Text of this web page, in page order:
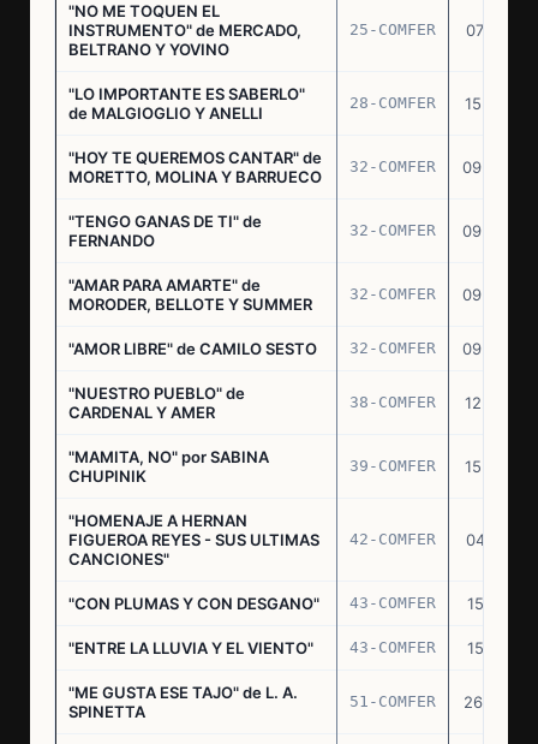
"NO ME TOQUEN EL
INSTRUMENTO" de MERCADO,
BELTRANO Y YOVINO
25-COMFER 07.07.76
"LO IMPORTANTE ES SABERLO"
de MALGIOGLIO Y ANELLI
28-COMFER 15.07.76
"HOY TE QUEREMOS CANTAR" de
MORETTO, MOLINA Y BARRUECO
32-COMFER 09.09.76
"TENGO GANAS DE TI" de
FERNANDO
32-COMFER 09.09.76
"AMAR PARA AMARTE" de
MORODER, BELLOTE Y SUMMER
32-COMFER 09.09.76
"AMOR LIBRE" de CAMILO SESTO 32-COMFER 09.09.76
"NUESTRO PUEBLO" de
CARDENAL Y AMER
38-COMFER 12.10.76
"MAMITA, NO" por SABINA
CHUPINIK
39-COMFER 15.10.76
"HOMENAJE A HERNAN
FIGUEROA REYES - SUS ULTIMAS
CANCIONES"
42-COMFER 04.11.76
"CON PLUMAS Y CON DESGANO" 43-COMFER 15.11.76
"ENTRE LA LLUVIA Y EL VIENTO" 43-COMFER 15.11.76
"ME GUSTA ESE TAJO" de L. A.
SPINETTA
51-COMFER 26.12.76